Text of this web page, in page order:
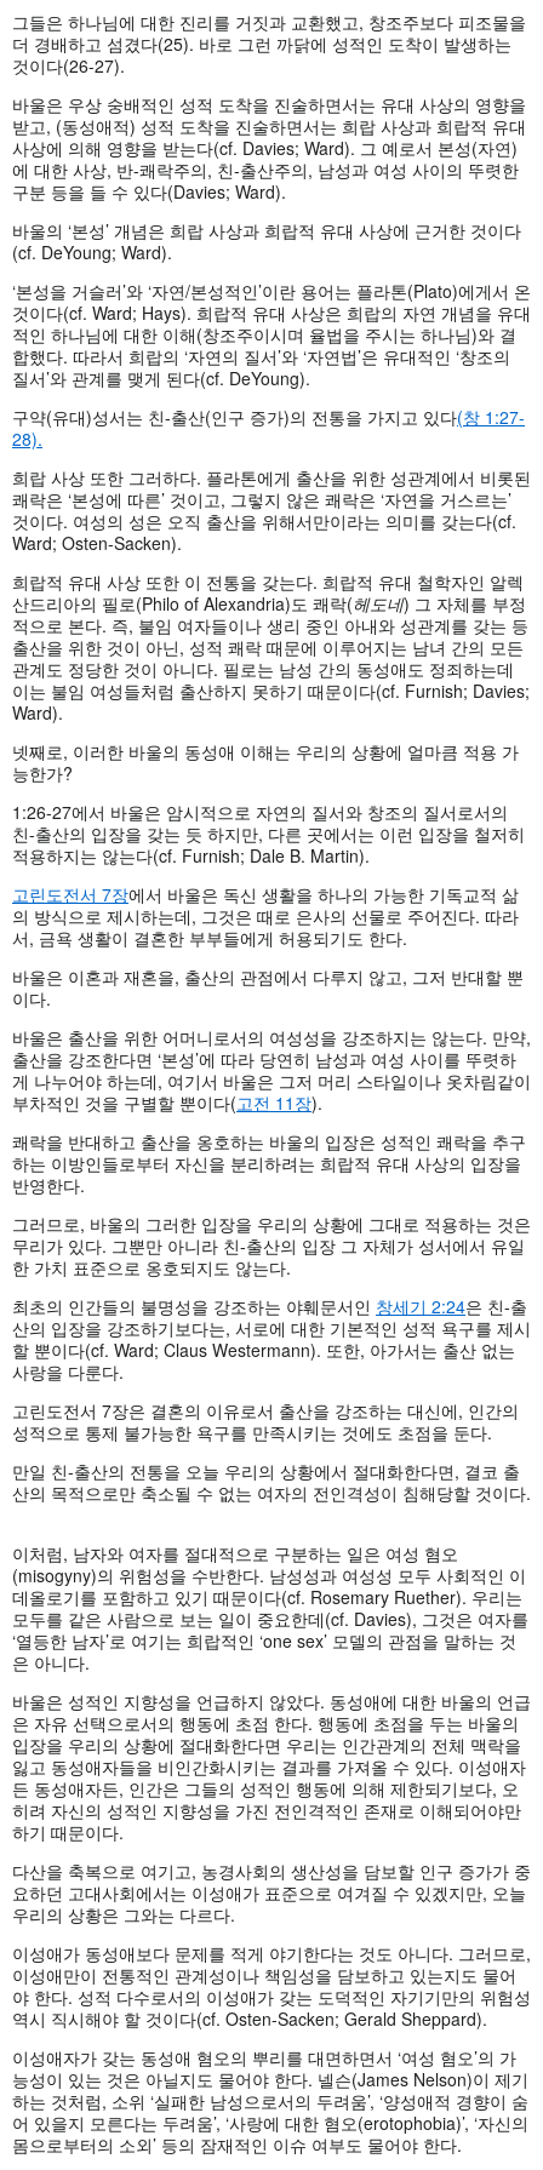
그들은 하나님에 대한 진리를 거짓과 교환했고, 창조주보다 피조물을
더 경배하고 섬겼다(25). 바로 그런 까닭에 성적인 도착이 발생하는
것이다(26-27).
바울은 우상 숭배적인 성적 도착을 진술하면서는 유대 사상의 영향을
받고, (동성애적) 성적 도착을 진술하면서는 희랍 사상과 희랍적 유대
사상에 의해 영향을 받는다(cf. Davies; Ward). 그 예로서 본성(자연)
에 대한 사상, 반-쾌락주의, 친-출산주의, 남성과 여성 사이의 뚜렷한
구분 등을 들 수 있다(Davies; Ward).
바울의 ‘본성’ 개념은 희랍 사상과 희랍적 유대 사상에 근거한 것이다
(cf. DeYoung; Ward).
‘본성을 거슬러’와 ‘자연/본성적인’이란 용어는 플라톤(Plato)에게서 온
것이다(cf. Ward; Hays). 희랍적 유대 사상은 희랍의 자연 개념을 유대
적인 하나님에 대한 이해(창조주이시며 율법을 주시는 하나님)와 결
합했다. 따라서 희랍의 ‘자연의 질서’와 ‘자연법’은 유대적인 ‘창조의
질서’와 관계를 맺게 된다(cf. DeYoung).
구약(유대)성서는 친-출산(인구 증가)의 전통을 가지고 있다(창 1:27-
28).
희랍 사상 또한 그러하다. 플라톤에게 출산을 위한 성관계에서 비롯된
쾌락은 ‘본성에 따른’ 것이고, 그렇지 않은 쾌락은 ‘자연을 거스르는’
것이다. 여성의 성은 오직 출산을 위해서만이라는 의미를 갖는다(cf.
Ward; Osten-Sacken).
희랍적 유대 사상 또한 이 전통을 갖는다. 희랍적 유대 철학자인 알렉
산드리아의 필로(Philo of Alexandria)도 쾌락(헤도네) 그 자체를 부정
적으로 본다. 즉, 불임 여자들이나 생리 중인 아내와 성관계를 갖는 등
출산을 위한 것이 아닌, 성적 쾌락 때문에 이루어지는 남녀 간의 모든
관계도 정당한 것이 아니다. 필로는 남성 간의 동성애도 정죄하는데
이는 불임 여성들처럼 출산하지 못하기 때문이다(cf. Furnish; Davies;
Ward).
넷째로, 이러한 바울의 동성애 이해는 우리의 상황에 얼마큼 적용 가
능한가?
1:26-27에서 바울은 암시적으로 자연의 질서와 창조의 질서로서의
친-출산의 입장을 갖는 듯 하지만, 다른 곳에서는 이런 입장을 철저히
적용하지는 않는다(cf. Furnish; Dale B. Martin).
고린도전서 7장에서 바울은 독신 생활을 하나의 가능한 기독교적 삶
의 방식으로 제시하는데, 그것은 때로 은사의 선물로 주어진다. 따라
서, 금욕 생활이 결혼한 부부들에게 허용되기도 한다.
바울은 이혼과 재혼을, 출산의 관점에서 다루지 않고, 그저 반대할 뿐
이다.
바울은 출산을 위한 어머니로서의 여성성을 강조하지는 않는다. 만약,
출산을 강조한다면 ‘본성’에 따라 당연히 남성과 여성 사이를 뚜렷하
게 나누어야 하는데, 여기서 바울은 그저 머리 스타일이나 옷차림같이
부차적인 것을 구별할 뿐이다(고전 11장).
쾌락을 반대하고 출산을 옹호하는 바울의 입장은 성적인 쾌락을 추구
하는 이방인들로부터 자신을 분리하려는 희랍적 유대 사상의 입장을
반영한다.
그러므로, 바울의 그러한 입장을 우리의 상황에 그대로 적용하는 것은
무리가 있다. 그뿐만 아니라 친-출산의 입장 그 자체가 성서에서 유일
한 가치 표준으로 옹호되지도 않는다.
최초의 인간들의 불명성을 강조하는 야훼문서인 창세기 2:24은 친-출
산의 입장을 강조하기보다는, 서로에 대한 기본적인 성적 욕구를 제시
할 뿐이다(cf. Ward; Claus Westermann). 또한, 아가서는 출산 없는
사랑을 다룬다.
고린도전서 7장은 결혼의 이유로서 출산을 강조하는 대신에, 인간의
성적으로 통제 불가능한 욕구를 만족시키는 것에도 초점을 둔다.
만일 친-출산의 전통을 오늘 우리의 상황에서 절대화한다면, 결코 출
산의 목적으로만 축소될 수 없는 여자의 전인격성이 침해당할 것이다.
이처럼, 남자와 여자를 절대적으로 구분하는 일은 여성 혐오
(misogyny)의 위험성을 수반한다. 남성성과 여성성 모두 사회적인 이
데올로기를 포함하고 있기 때문이다(cf. Rosemary Ruether). 우리는
모두를 같은 사람으로 보는 일이 중요한데(cf. Davies), 그것은 여자를
‘열등한 남자’로 여기는 희랍적인 ‘one sex’ 모델의 관점을 말하는 것
은 아니다.
바울은 성적인 지향성을 언급하지 않았다. 동성애에 대한 바울의 언급
은 자유 선택으로서의 행동에 초점 한다. 행동에 초점을 두는 바울의
입장을 우리의 상황에 절대화한다면 우리는 인간관계의 전체 맥락을
잃고 동성애자들을 비인간화시키는 결과를 가져올 수 있다. 이성애자
든 동성애자든, 인간은 그들의 성적인 행동에 의해 제한되기보다, 오
히려 자신의 성적인 지향성을 가진 전인격적인 존재로 이해되어야만
하기 때문이다.
다산을 축복으로 여기고, 농경사회의 생산성을 담보할 인구 증가가 중
요하던 고대사회에서는 이성애가 표준으로 여겨질 수 있겠지만, 오늘
우리의 상황은 그와는 다르다.
이성애가 동성애보다 문제를 적게 야기한다는 것도 아니다. 그러므로,
이성애만이 전통적인 관계성이나 책임성을 담보하고 있는지도 물어
야 한다. 성적 다수로서의 이성애가 갖는 도덕적인 자기기만의 위험성
역시 직시해야 할 것이다(cf. Osten-Sacken; Gerald Sheppard).
이성애자가 갖는 동성애 혐오의 뿌리를 대면하면서 ‘여성 혐오’의 가
능성이 있는 것은 아닐지도 물어야 한다. 넬슨(James Nelson)이 제기
하는 것처럼, 소위 ‘실패한 남성으로서의 두려움’, ‘양성애적 경향이 숨
어 있을지 모른다는 두려움’, ‘사랑에 대한 혐오(erotophobia)’, ‘자신의
몸으로부터의 소외’ 등의 잠재적인 이슈 여부도 물어야 한다.